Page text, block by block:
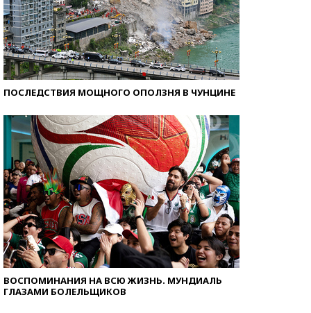
ПОСЛЕДСТВИЯ МОЩНОГО ОПОЛЗНЯ В ЧУНЦИНЕ
ВОСПОМИНАНИЯ НА ВСЮ ЖИЗНЬ. МУНДИАЛЬ
ГЛАЗАМИ БОЛЕЛЬЩИКОВ